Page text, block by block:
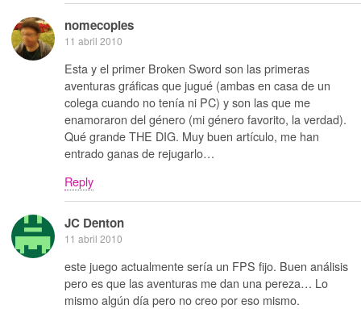
nomecopies
11 abril 2010
Esta y el primer Broken Sword son las primeras
aventuras gráficas que jugué (ambas en casa de un
colega cuando no tenía ni PC) y son las que me
enamoraron del género (mi género favorito, la verdad).
Qué grande THE DIG. Muy buen artículo, me han
entrado ganas de rejugarlo…
Reply
JC Denton
11 abril 2010
este juego actualmente sería un FPS fijo. Buen análisis
pero es que las aventuras me dan una pereza… Lo
mismo algún día pero no creo por eso mismo.